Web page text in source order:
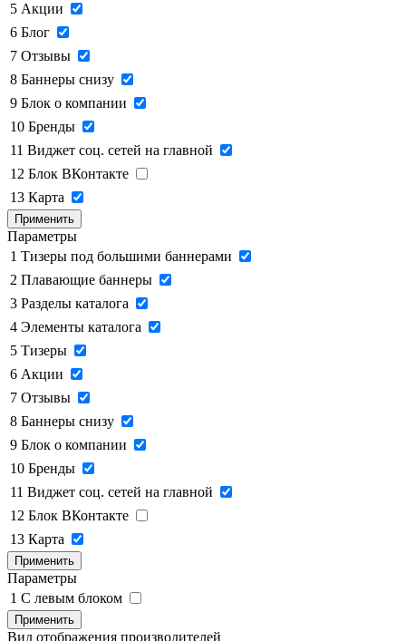
5 Акции
6 Блог
7 Отзывы
8 Баннеры снизу
9 Блок о компании
10 Бренды
11 Виджет соц. сетей на главной
12 Блок ВКонтакте
13 Карта
Применить
Параметры
1 Тизеры под большими баннерами
2 Плавающие баннеры
3 Разделы каталога
4 Элементы каталога
5 Тизеры
6 Акции
7 Отзывы
8 Баннеры снизу
9 Блок о компании
10 Бренды
11 Виджет соц. сетей на главной
12 Блок ВКонтакте
13 Карта
Применить
Параметры
1 C левым блоком
Применить
Вид отображения производителей